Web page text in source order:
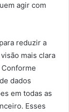
agir com
reduzir a
mais clara
dados
em todas as
Esses